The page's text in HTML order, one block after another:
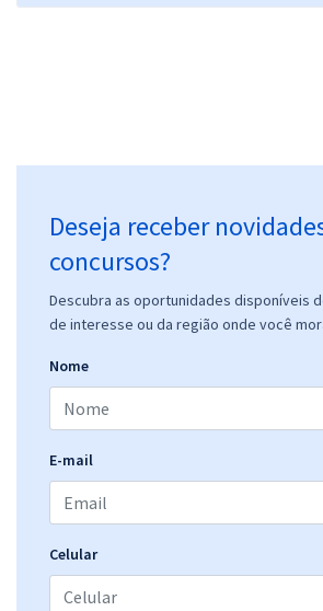
Deseja receber
concursos?
Descubra as oportunidades disponíveis
de interesse ou da região onde você
Nome
E-mail
Celular